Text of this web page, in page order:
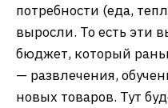
потребности (еда,
выросли. То есть эти
бюджет, который
— развлечения,
новых товаров. Тут